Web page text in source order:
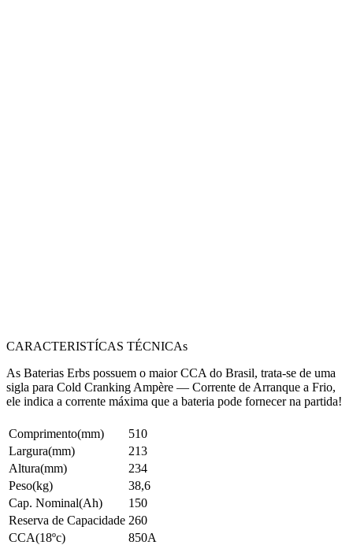
CARACTERISTÍCAS TÉCNICAs
As Baterias Erbs possuem o maior CCA do Brasil, trata-se de uma
sigla para Cold Cranking Ampère — Corrente de Arranque a Frio,
ele indica a corrente máxima que a bateria pode fornecer na partida!
Comprimento(mm)
510
Largura(mm)
213
Altura(mm)
234
Peso(kg)
38,6
Cap. Nominal(Ah)
150
Reserva de Capacidade 260
CCA(18ºc)
850A